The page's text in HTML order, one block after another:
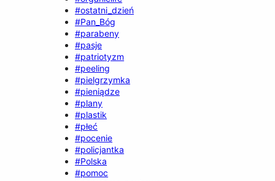
#ostatni_dzień
#Pan_Bóg
#parabeny
#pasje
#patriotyzm
#peeling
#pielgrzymka
#pieniądze
#plany
#plastik
#płeć
#pocenie
#policjantka
#Polska
#pomoc